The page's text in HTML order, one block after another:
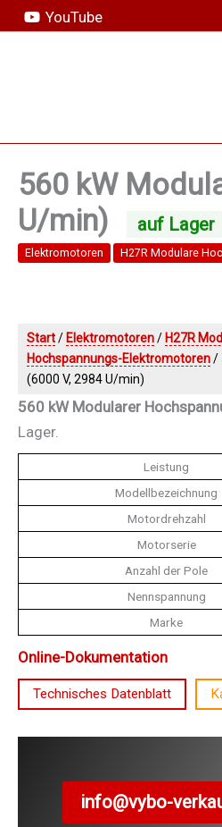
Zum
Inhalt
YouTube
560 kW
U/min)
Elektromotoren H27R Modulare
Start/ Elektromotoren/ H27R
Hochspannungs-Elektromotoren/
(6000 V, 2984 U/min)
560 kW Modularer
Lager.
Leistung
Modellbezeichnung
Motordrehzahl
Motorserie
Anzahl der Pole
Nennspannung
Marke
Online-Dokumentation
Technisches Datenblatt
info@vybo-